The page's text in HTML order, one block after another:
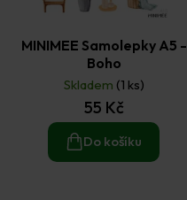
MINIMEE Samolepky A5 -
Boho
Skladem (1 ks)
55 Kč
Do košíku